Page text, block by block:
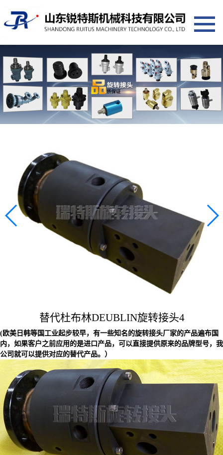
产品展示
旋转接头通用系列
旋转接头替代进口系列
旋转接头专用系列
选型应用
新闻中心
公司新闻
行业动态
常见问答
替代杜布林DEUBLIN旋转接头4
(欧美日韩等国工业起步较早，有一些知名的旋转接头厂家的产品遍布国
内，如果客户之前应用的是进口产品，可以直接提供原来的品牌型号，我
公司就可以提供对应的替代产品。）